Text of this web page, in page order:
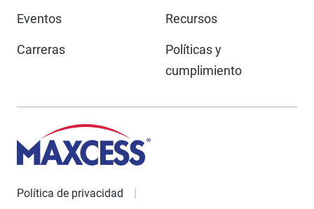
Eventos Recursos
Carreras
Políticas y
cumplimiento
Política de privacidad